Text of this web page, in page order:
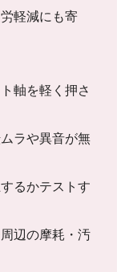
軽減にも寄
軸を軽く押さ
ラや異音が無
るかテストす
辺の摩耗・汚